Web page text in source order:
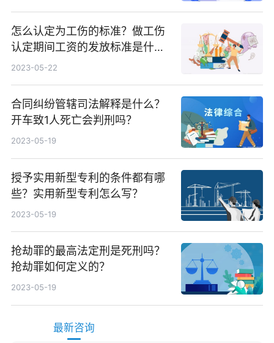
怎么认定为工伤的标准？做工伤
认定期间工资的发放标准是什
么？
2023-05-22
合同纠纷管辖司法解释是什么？
开车致1人死亡会判刑吗？
2023-05-19
授予实用新型专利的条件都有哪
些？实用新型专利怎么写？
2023-05-19
抢劫罪的最高法定刑是死刑吗？
抢劫罪如何定义的？
2023-05-19
最新咨询